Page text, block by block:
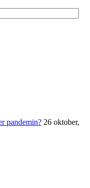
pandemin? 26 oktober,